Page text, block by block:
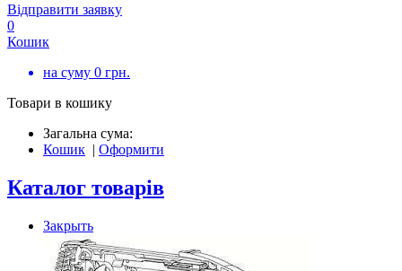
Відправити заявку
0
Кошик
на суму 0 грн.
Товари в кошику
Загальна сума:
Кошик | Оформити
Каталог товарів
Закрыть